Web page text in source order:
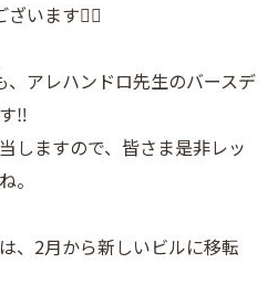
います👍🏼
アレハンドロ先生のバースデ
‼️
しますので、皆さま是非レッ
。
、2月から新しいビルに移転